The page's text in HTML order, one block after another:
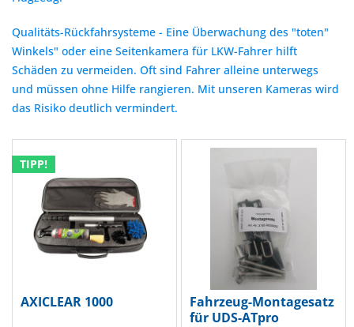
Qualitäts-Rückfahrsysteme - Eine Überwachung des "toten"
Winkels" oder eine Seitenkamera für LKW-Fahrer hilft
Schäden zu vermeiden. Oft sind Fahrer alleine unterwegs
und müssen ohne Hilfe rangieren. Mit unseren Kameras wird
das Risiko deutlich vermindert.
TIPP!
AXICLEAR 1000
Fahrzeug-Montagesatz
für UDS-ATpro